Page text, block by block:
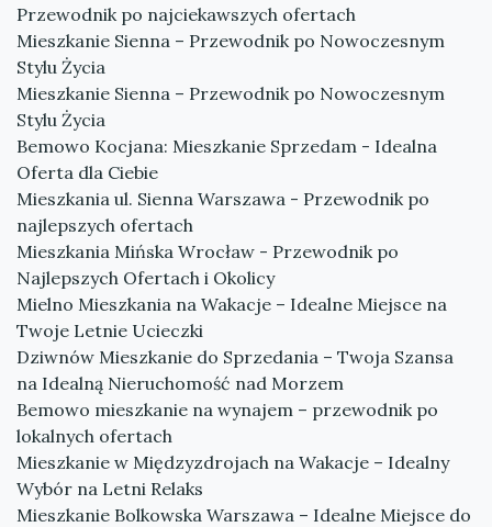
Przewodnik po najciekawszych ofertach
Mieszkanie Sienna – Przewodnik po Nowoczesnym
Stylu Życia
Mieszkanie Sienna – Przewodnik po Nowoczesnym
Stylu Życia
Bemowo Kocjana: Mieszkanie Sprzedam - Idealna
Oferta dla Ciebie
Mieszkania ul. Sienna Warszawa - Przewodnik po
najlepszych ofertach
Mieszkania Mińska Wrocław - Przewodnik po
Najlepszych Ofertach i Okolicy
Mielno Mieszkania na Wakacje – Idealne Miejsce na
Twoje Letnie Ucieczki
Dziwnów Mieszkanie do Sprzedania – Twoja Szansa
na Idealną Nieruchomość nad Morzem
Bemowo mieszkanie na wynajem – przewodnik po
lokalnych ofertach
Mieszkanie w Międzyzdrojach na Wakacje – Idealny
Wybór na Letni Relaks
Mieszkanie Bolkowska Warszawa – Idealne Miejsce do